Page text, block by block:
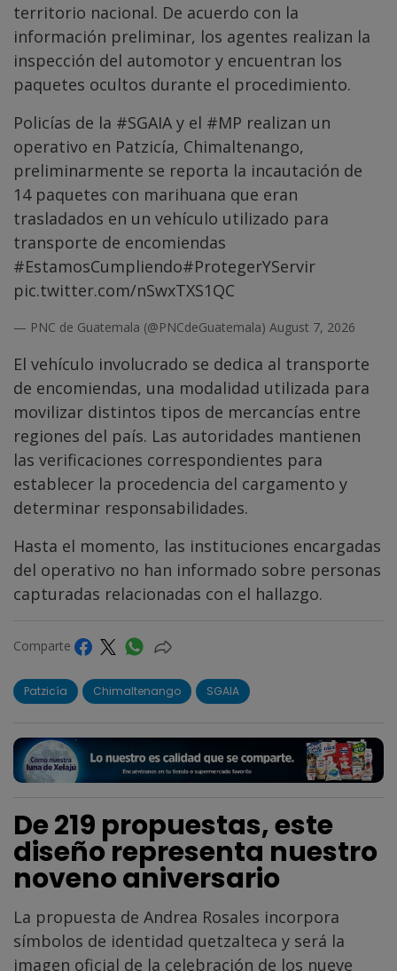
territorio nacional. De acuerdo con la
información preliminar, los agentes realizan la
inspección del automotor y encuentran los
paquetes ocultos durante el procedimiento.
Policías de la #SGAIA y el #MP realizan un
operativo en Patzicía, Chimaltenango,
preliminarmente se reporta la incautación de
14 paquetes con marihuana que eran
trasladados en un vehículo utilizado para
transporte de encomiendas
#EstamosCumpliendo#ProtegerYServir
pic.twitter.com/nSwxTXS1QC
— PNC de Guatemala (@PNCdeGuatemala) August 7, 2026
El vehículo involucrado se dedica al transporte
de encomiendas, una modalidad utilizada para
movilizar distintos tipos de mercancías entre
regiones del país. Las autoridades mantienen
las verificaciones correspondientes para
establecer la procedencia del cargamento y
determinar responsabilidades.
Hasta el momento, las instituciones encargadas
del operativo no han informado sobre personas
capturadas relacionadas con el hallazgo.
Comparte
Patzicía Chimaltenango SGAIA
De 219 propuestas, este
diseño representa nuestro
noveno aniversario
La propuesta de Andrea Rosales incorpora
símbolos de identidad quetzalteca y será la
imagen oficial de la celebración de los nueve